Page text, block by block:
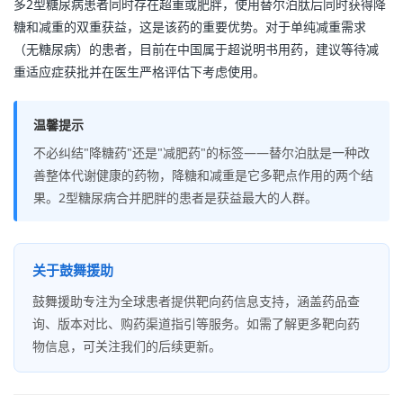
多2型糖尿病患者同时存在超重或肥胖，使用替尔泊肽后同时获得降
糖和减重的双重获益，这是该药的重要优势。对于单纯减重需求
（无糖尿病）的患者，目前在中国属于超说明书用药，建议等待减
重适应症获批并在医生严格评估下考虑使用。
温馨提示
不必纠结"降糖药"还是"减肥药"的标签——替尔泊肽是一种改
善整体代谢健康的药物，降糖和减重是它多靶点作用的两个结
果。2型糖尿病合并肥胖的患者是获益最大的人群。
关于鼓舞援助
鼓舞援助专注为全球患者提供靶向药信息支持，涵盖药品查
询、版本对比、购药渠道指引等服务。如需了解更多靶向药
物信息，可关注我们的后续更新。